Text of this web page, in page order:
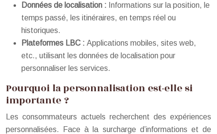
Données de localisation : Informations sur la position, le
temps passé, les itinéraires, en temps réel ou
historiques.
Plateformes LBC : Applications mobiles, sites web,
etc., utilisant les données de localisation pour
personnaliser les services.
Pourquoi la personnalisation est-elle si
importante ?
Les consommateurs actuels recherchent des expériences
personnalisées. Face à la surcharge d’informations et de